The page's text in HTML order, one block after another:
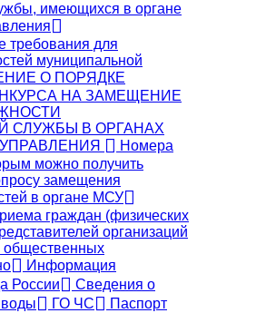
имеющихся в органе
требования для
муниципальной
О ПОРЯДКЕ
НА ЗАМЕЩЕНИЕ
СЛУЖБЫ В ОРГАНАХ
Номера
можно получить
замещения
в органе МСУ
граждан (физических
организаций
общественных
Информация
России
Сведения о
воды
ГО ЧС
Паспорт